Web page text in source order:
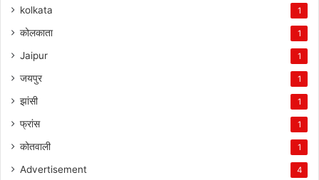
kolkata 1
कोलकाता 1
Jaipur 1
जयपुर 1
झांसी 1
फ्रांस 1
कोतवाली 1
Advertisement 4